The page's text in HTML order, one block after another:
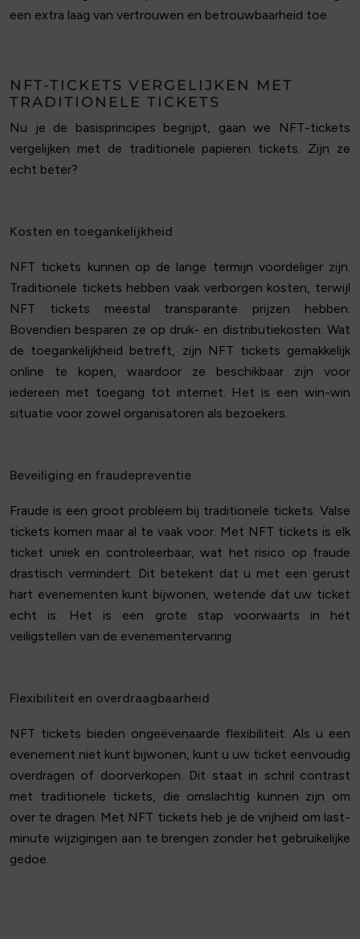
een extra laag van vertrouwen en betrouwbaarheid toe.
NFT-TICKETS VERGELIJKEN MET
TRADITIONELE TICKETS
Nu je de basisprincipes begrijpt, gaan we NFT-tickets
vergelijken met de traditionele papieren tickets. Zijn ze
echt beter?
Kosten en toegankelijkheid
NFT tickets kunnen op de lange termijn voordeliger zijn.
Traditionele tickets hebben vaak verborgen kosten, terwijl
NFT tickets meestal transparante prijzen hebben.
Bovendien besparen ze op druk- en distributiekosten. Wat
de toegankelijkheid betreft, zijn NFT tickets gemakkelijk
online te kopen, waardoor ze beschikbaar zijn voor
iedereen met toegang tot internet. Het is een win-win
situatie voor zowel organisatoren als bezoekers.
Beveiliging en fraudepreventie
Fraude is een groot probleem bij traditionele tickets. Valse
tickets komen maar al te vaak voor. Met NFT tickets is elk
ticket uniek en controleerbaar, wat het risico op fraude
drastisch vermindert. Dit betekent dat u met een gerust
hart evenementen kunt bijwonen, wetende dat uw ticket
echt is. Het is een grote stap voorwaarts in het
veiligstellen van de evenementervaring.
Flexibiliteit en overdraagbaarheid
NFT tickets bieden ongeëvenaarde flexibiliteit. Als u een
evenement niet kunt bijwonen, kunt u uw ticket eenvoudig
overdragen of doorverkopen. Dit staat in schril contrast
met traditionele tickets, die omslachtig kunnen zijn om
over te dragen. Met NFT tickets heb je de vrijheid om last-
minute wijzigingen aan te brengen zonder het gebruikelijke
gedoe.